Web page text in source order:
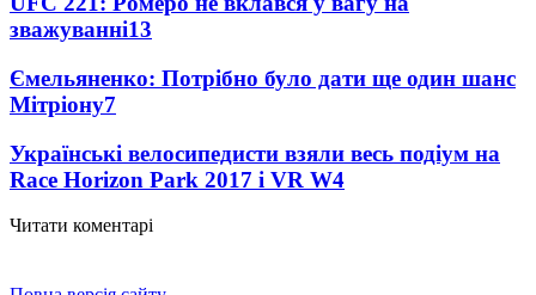
зважуванні13
Ємельяненко: Потрібно було дати ще один шанс
Мітріону7
Українські велосипедисти взяли весь подіум на
Race Horizon Park 2017 і VR W4
Читати коментарі